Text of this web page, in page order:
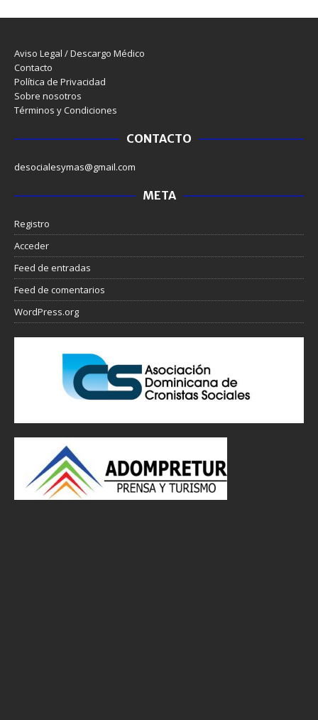
Aviso Legal / Descargo Médico
Contacto
Política de Privacidad
Sobre nosotros
Términos y Condiciones
CONTACTO
desocialesymas@gmail.com
META
Registro
Acceder
Feed de entradas
Feed de comentarios
WordPress.org